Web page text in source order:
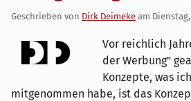
Geschrieben von Dirk Deimeke am Dienstag,
Vor reichlich
der Werbung"
Konzepte, was
mitgenommen habe, ist das